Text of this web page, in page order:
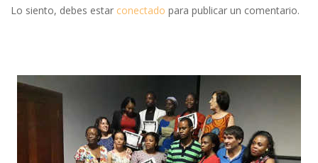
Lo siento, debes estar conectado para publicar un comentario.